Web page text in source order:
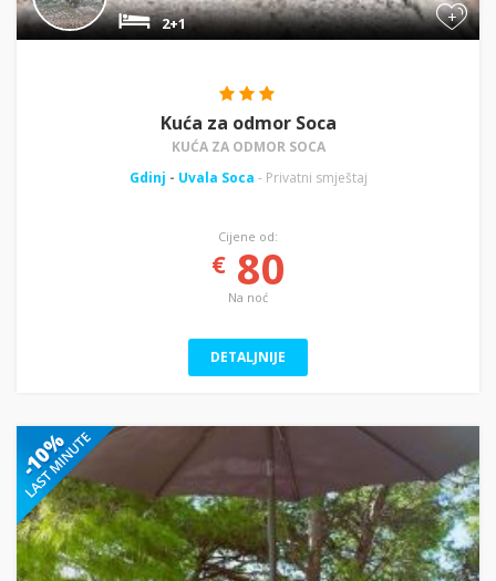
+
2+1
Kuća za odmor Soca
KUĆA ZA ODMOR SOCA
Gdinj - Uvala Soca - Privatni smještaj
Cijene od:
€80
Na noć
DETALJNIJE